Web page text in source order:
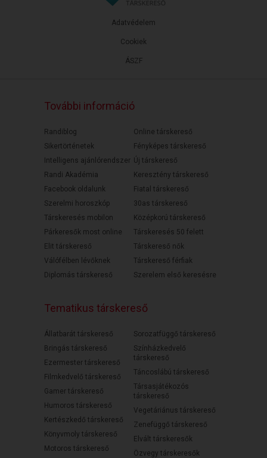
ÁSZF
Adatvédelem
Cookiek
További információ
Randiblog
Sikertörténetek
Intelligens ajánlórendszer
Randi Akadémia
Facebook oldalunk
Szerelmi horoszkóp
Társkeresés mobilon
Párkeresők most online
Elit társkereső
Válófélben lévőknek
Diplomás társkereső
Online társkereső
Fényképes társkereső
Új társkereső
Keresztény társkereső
Fiatal társkereső
30as társkereső
Középkorú társkereső
Társkeresés 50 felett
Társkereső nők
Társkereső férfiak
Szerelem első keresésre
Tematikus társkereső
Állatbarát társkereső
Bringás társkereső
Ezermester társkereső
Filmkedvelő társkereső
Gamer társkereső
Humoros társkereső
Kertészkedő társkereső
Könyvmoly társkereső
Motoros társkereső
Sorozatfüggő társkereső
Színházkedvelő
társkereső
Táncoslábú társkereső
Társasjátékozós
társkereső
Vegetáriánus társkereső
Zenefüggő társkereső
Elvált társkeresők
Özvegy társkeresők